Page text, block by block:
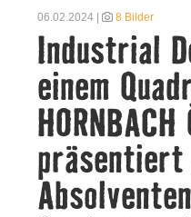
Kontakt
06.02.2024 | 8 Bilder
Industrial
einem